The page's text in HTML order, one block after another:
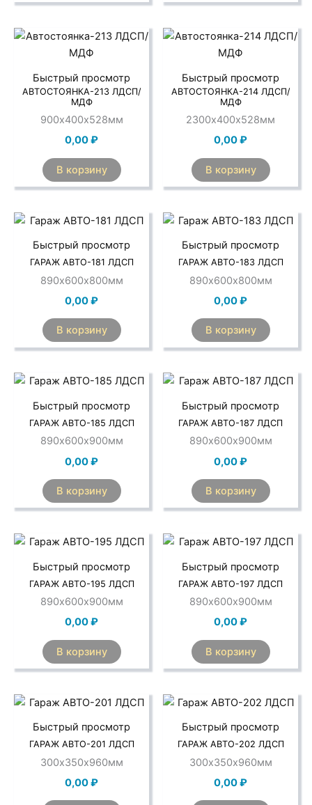
Быстрый просмотр
АВТОСТОЯНКА-213 ЛДСП/
МДФ
900х400х528мм
0,00₽
В корзину
Быстрый просмотр
АВТОСТОЯНКА-214 ЛДСП/
МДФ
2300х400х528мм
0,00₽
В корзину
Быстрый просмотр
ГАРАЖ АВТО-181 ЛДСП
890х600х800мм
0,00₽
В корзину
Быстрый просмотр
ГАРАЖ АВТО-183 ЛДСП
890х600х800мм
0,00₽
В корзину
Быстрый просмотр
ГАРАЖ АВТО-185 ЛДСП
890х600х900мм
0,00₽
В корзину
Быстрый просмотр
ГАРАЖ АВТО-187 ЛДСП
890х600х900мм
0,00₽
В корзину
Быстрый просмотр
ГАРАЖ АВТО-195 ЛДСП
890х600х900мм
0,00₽
В корзину
Быстрый просмотр
ГАРАЖ АВТО-197 ЛДСП
890х600х900мм
0,00₽
В корзину
Быстрый просмотр
ГАРАЖ АВТО-201 ЛДСП
300х350х960мм
0,00₽
Быстрый просмотр
ГАРАЖ АВТО-202 ЛДСП
300х350х960мм
0,00₽